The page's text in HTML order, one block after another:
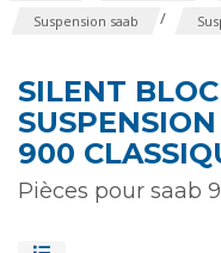
Suspension saab /
SILENT
900
Pièces pour saab